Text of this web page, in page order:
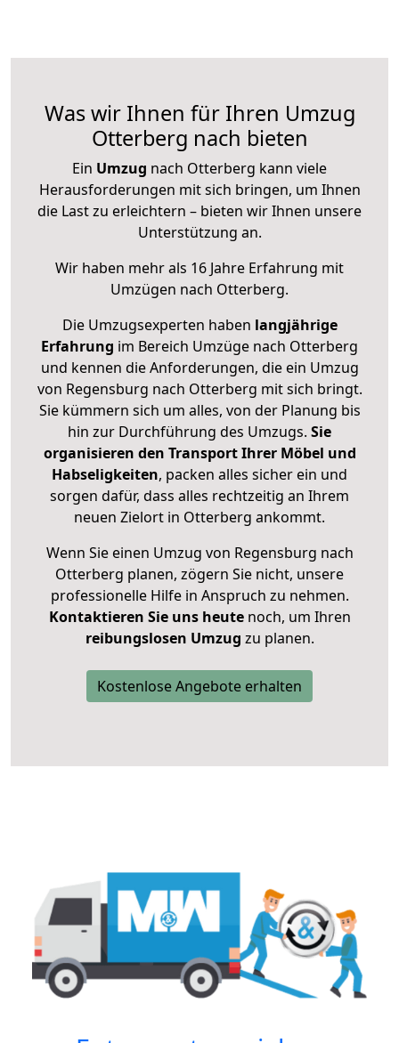
Was wir Ihnen für Ihren Umzug
Otterberg nach bieten
Ein Umzug nach Otterberg kann viele
Herausforderungen mit sich bringen, um Ihnen
die Last zu erleichtern – bieten wir Ihnen unsere
Unterstützung an.
Wir haben mehr als 16 Jahre Erfahrung mit
Umzügen nach Otterberg.
Die Umzugsexperten haben langjährige
Erfahrung im Bereich Umzüge nach Otterberg
und kennen die Anforderungen, die ein Umzug
von Regensburg nach Otterberg mit sich bringt.
Sie kümmern sich um alles, von der Planung bis
hin zur Durchführung des Umzugs. Sie
organisieren den Transport Ihrer Möbel und
Habseligkeiten, packen alles sicher ein und
sorgen dafür, dass alles rechtzeitig an Ihrem
neuen Zielort in Otterberg ankommt.
Wenn Sie einen Umzug von Regensburg nach
Otterberg planen, zögern Sie nicht, unsere
professionelle Hilfe in Anspruch zu nehmen.
Kontaktieren Sie uns heutenoch, um Ihren
reibungslosen Umzug zu planen.
Kostenlose Angebote erhalten